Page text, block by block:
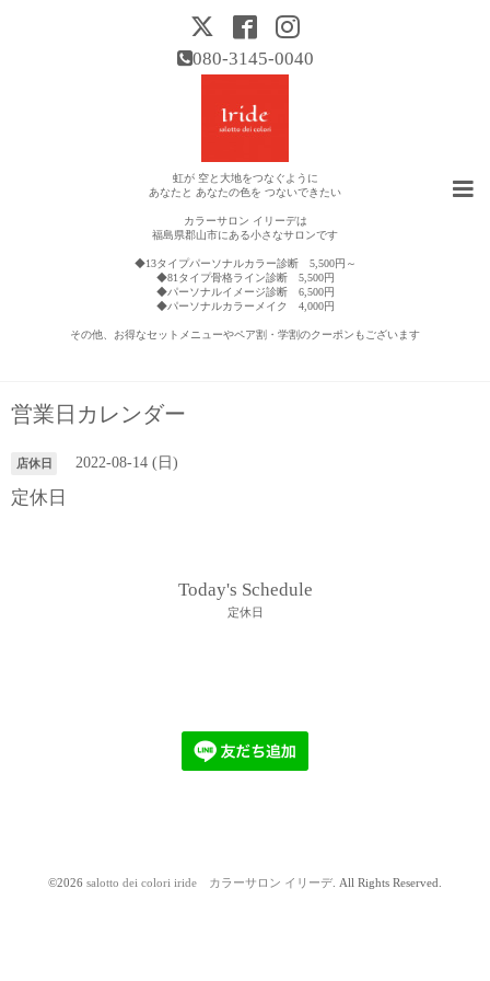
080-3145-0040
虹が 空と大地をつなぐように
あなたと あなたの色を つないできたい
カラーサロン イリーデは
福島県郡山市にある小さなサロンです
◆13タイプパーソナルカラー診断 5,500円～
◆81タイプ骨格ライン診断 5,500円
◆パーソナルイメージ診断 6,500円
◆パーソナルカラーメイク 4,000円
その他、お得なセットメニューやペア割・学割のクーポンもございます
営業日カレンダー
店休日 2022-08-14 (日)
定休日
Today's Schedule
定休日
©2026 salotto dei colori iride カラーサロン イリーデ. All Rights Reserved.